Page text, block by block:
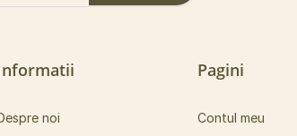
noi
Pagini
Contul meu